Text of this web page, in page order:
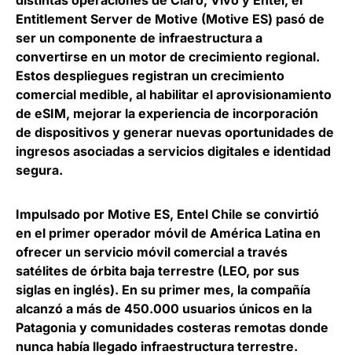
Entitlement Server de Motive (Motive ES) pasó de
ser un componente de infraestructura a
convertirse en un motor de crecimiento regional.
Estos despliegues registran un crecimiento
comercial medible, al habilitar el aprovisionamiento
de eSIM, mejorar la experiencia de incorporación
de dispositivos y generar nuevas oportunidades de
ingresos asociadas a servicios digitales e identidad
segura.
Impulsado por Motive ES, Entel Chile se convirtió
en el primer operador móvil de América Latina en
ofrecer un servicio móvil comercial a través
satélites de órbita baja terrestre (LEO, por sus
siglas en inglés). En su primer mes, la compañía
alcanzó a más de 450.000 usuarios únicos en la
Patagonia y comunidades costeras remotas donde
nunca había llegado infraestructura terrestre.